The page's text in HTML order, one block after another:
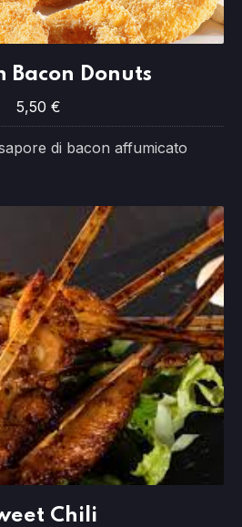
Bacon Donuts
5,50 €
di bacon affumicato
Chili